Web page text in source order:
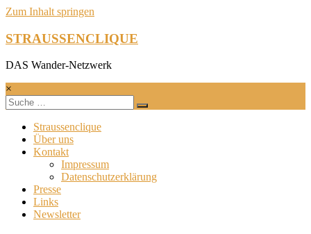
Zum Inhalt springen
STRAUSSENCLIQUE
DAS Wander-Netzwerk
×
Straussenclique
Über uns
Kontakt
Impressum
Datenschutzerklärung
Presse
Links
Newsletter